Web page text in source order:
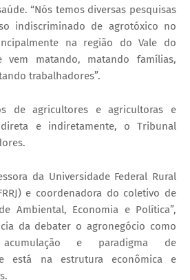
“Nós temos diversas pesquisas
indiscriminado de agrotóxico no
na região do Vale do
vem matando, matando famílias,
trabalhadores”.
de agricultores e agricultoras e
direta e indiretamente, o Tribunal
da Universidade Federal Rural
e coordenadora do coletivo de
Ambiental, Economia e Política”,
da debater o agronegócio como
e paradigma de
está na estrutura econômica e